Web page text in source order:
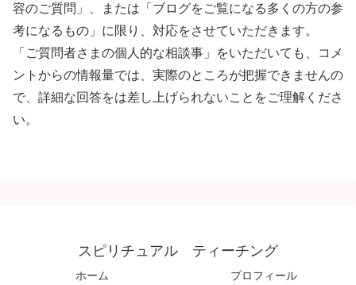
容のご質問」、または「ブログをご覧になる多くの方の参
考になるもの」に限り、対応をさせていただきます。
「ご質問者さまの個人的な相談事」をいただいても、コメ
ントからの情報量では、実際のところが把握できませんの
で、詳細な回答をは差し上げられないことをご理解くださ
い。
スピリチュアル ティーチング
ホーム プロフィール